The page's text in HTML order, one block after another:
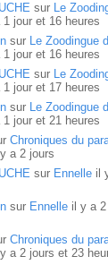
sur Le
1 jour et 16 heures
sur Le Zoodingue
1 jour et 16 heures
sur Le
1 jour et 17 heures
sur Le Zoodingue
1 jour et 21 heures
Chroniques du
a 2 jours
sur Ennelle il
sur Ennelle il y a
Chroniques du
a 2 jours et 23